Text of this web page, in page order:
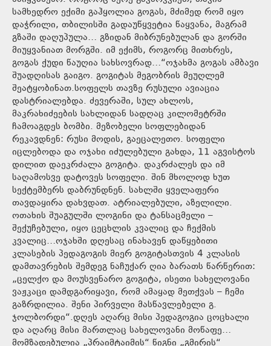
სამხედრო ექიმი გაჰყოლია გოგას, მძიმედ რომ იყო
დაჭრილი, თბილისში გადაუწყვეტია წაყვანა, მაგრამ
გზაში დაღუპულა… გზიდან მიბრუნებულან და გორში
მიუყვანიათ მორგში. იმ ექიმს, როგორც მითხრეს,
გოგას ქუდი წაუღია სახსოვრად…“ოჯახმა გოგას ამბავი
შუადღისას გაიგო. გოგიტას მეგობრის მეუღლემ
შეატყობინათ.სოფელს თავზე რუსული ავიაცია
დასტრიალებდა. ძევერაში, სულ ახლოს,
მაკრახიძეების სახლიდან სადღაც კილომეტრში
ჩამოაგდეს ბომბი. მეზობელი სოფლებიდან
რეკავდნენ: რუსი მოდის, გაეცალეთო. სოფელი
იცლებოდა და ოჯახი იძულებული გახდა, 11 აგვისტოს
დილით დაეკრძალა გოგიტა. დაკრძალეს და იმ
საღამოსვე დატოვეს სოფელი. შინ მხოლოდ ხუთ
სექტემბერს დაბრუნდნენ. სახლში ყველაფერი
თავდაყირა დახვდათ. ატრიალებული, აზელილი.
ოთახის შუაგულში ლოგინი და ტანსაცმელი –
შექუჩებული, იყო ცეცხლის კვალიც და ჩექმის
კვალიც…ოჯახში დღესაც ინახავენ დაწყებითი
კლასების პედაგოგის მიერ გოგიტასთვის 4 კლასის
დამთავრების შემდეგ ნაჩუქარ ღია ბარათს წარწერით:
„ცელქო და მოუსვენარო გოგიტა, ისეთი სახელოვანი
ვაჟკაცი დამდგარიყავი, რომ ამაყად მეთქვას – ჩემი
გაზრდილია. შენი პირველი მასწავლებელი გ.
ჯოლბორდი“.დღეს აღარც მისი პედაგოგია ცოცხალი
და აღარც მისი მართლაც სახელოვანი მოწაფე…
მომზადებულია „პრაიმტაიმის“ წიგნი „გმირის“